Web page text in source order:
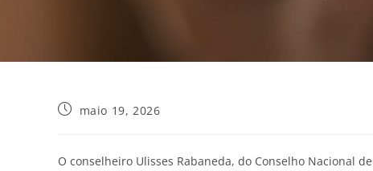
maio 19, 2026
O conselheiro Ulisses Rabaneda, do Conselho Nacional